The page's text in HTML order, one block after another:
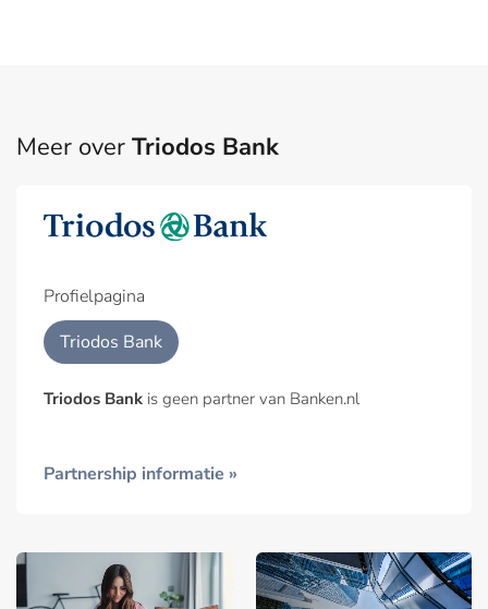
Meer over Triodos Bank
Profielpagina
Triodos Bank
Triodos Bank is geen partner van Banken.nl
Partnership informatie »